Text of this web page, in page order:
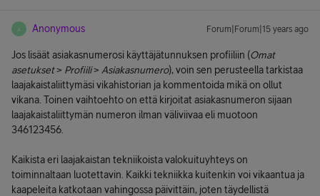
A Anonymous Forum|Forum|15 years ago
Jos lisäät asiakasnumerosi käyttäjätunnuksen profiiliin (Omat
asetukset> Profiili> Asiakasnumero), voin sen perusteella tarkistaa
laajakaistaliittymäsi vikahistorian ja kommentoida mikä on ollut
vikana. Toinen vaihtoehto on että kirjoitat asiakasnumeron sijaan
laajakaistaliittymän numeron ilman väliviivaa eli muotoon
346123456.
Kaikista eri laajakaistan tekniikoista valokuituyhteys on
toiminnaltaan luotettavin. Kaikki tekniikka kuitenkin voi vikaantua ja
kaapeleita katkotaan vahingossa päivittäin, joten täydellistä